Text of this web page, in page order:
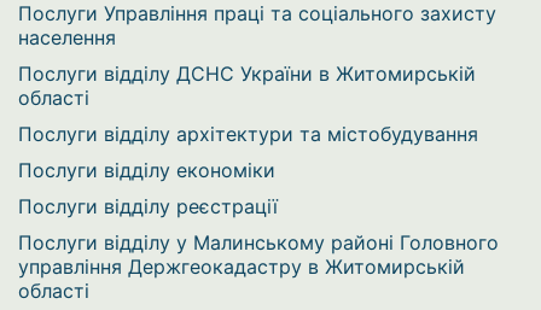
Послуги Управління праці та соціального захисту
населення
Послуги відділу ДСНС України в Житомирській
області
Послуги відділу архітектури та містобудування
Послуги відділу економіки
Послуги відділу реєстрації
Послуги відділу у Малинському районі Головного
управління Держгеокадастру в Житомирській
області